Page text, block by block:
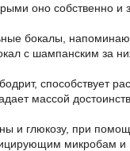
оно собственно и
бокалы,
с шампанским за
способствует
массой
и глюкозу, при
микробам и